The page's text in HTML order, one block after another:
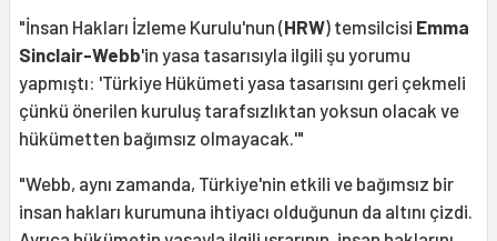
"İnsan Hakları İzleme Kurulu'nun (HRW) temsilcisi Emma
Sinclair-Webb'in yasa tasarısıyla ilgili şu yorumu
yapmıştı: 'Türkiye Hükümeti yasa tasarısını geri çekmeli
çünkü önerilen kuruluş tarafsızlıktan yoksun olacak ve
hükümetten bağımsız olmayacak.'"
"Webb, aynı zamanda, Türkiye'nin etkili ve bağımsız bir
insan hakları kurumuna ihtiyacı olduğunun da altını çizdi.